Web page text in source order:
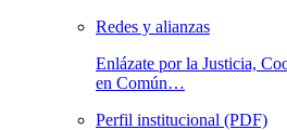
Redes y alianzas
Enlázate por la Justicia,
en Común…
Perfil institucional (PDF)